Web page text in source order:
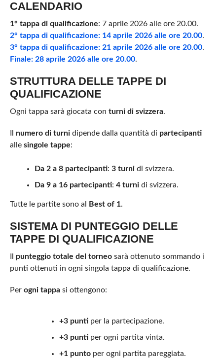
CALENDARIO
1° tappa di qualificazione: 7 aprile 2026 alle ore 20.00.
2° tappa di qualificazione: 14 aprile 2026 alle ore 20.00.
3° tappa di qualificazione: 21 aprile 2026 alle ore 20.00.
Finale: 28 aprile 2026 alle ore 20.00.
STRUTTURA DELLE TAPPE DI
QUALIFICAZIONE
Ogni tappa sarà giocata con turni di svizzera.
numero di turnidipende dalla quantità di partecipanti
alle singole tappe:
Da 2 a 8 partecipanti: 3 turnidi svizzera.
Da 9 a 16 partecipanti: 4 turnidi svizzera.
Tutte le partite sono al Best of 1.
SISTEMA DI PUNTEGGIO DELLE
TAPPE DI QUALIFICAZIONE
punteggio totale del torneosarà ottenuto sommando i
punti ottenuti in ogni singola tappa di qualificazione.
Per ogni tappasi ottengono:
+3 puntiper la partecipazione.
+3 puntiper ogni partita vinta.
+1 puntoper ogni partita pareggiata.